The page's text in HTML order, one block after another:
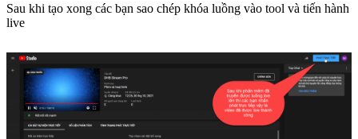
Sau khi tạo xong các bạn sao chép khóa luồng vào tool và tiến hành
live